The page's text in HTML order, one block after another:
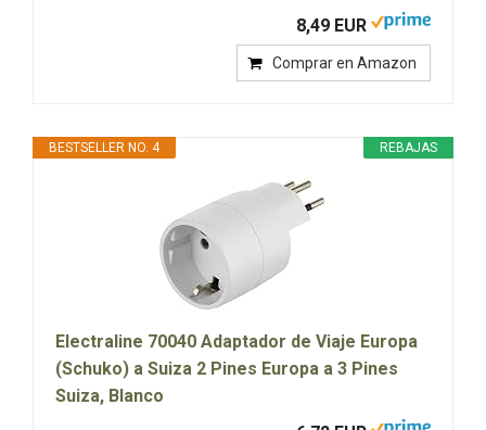
8,49 EUR
Comprar en Amazon
REBAJAS
BESTSELLER NO. 4
Electraline 70040 Adaptador de Viaje Europa
(Schuko) a Suiza 2 Pines Europa a 3 Pines
Suiza, Blanco